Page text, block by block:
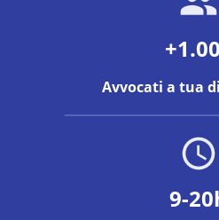
Avvocati a tua
9-